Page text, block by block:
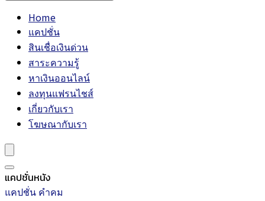
Home
แคปชั่น
สินเชื่อเงินด่วน
สาระความรู้
หาเงินออนไลน์
ลงทุนแฟรนไชส์
เกี่ยวกับเรา
โฆษณากับเรา
แคปชั่นหนัง
แคปชั่น คำคม